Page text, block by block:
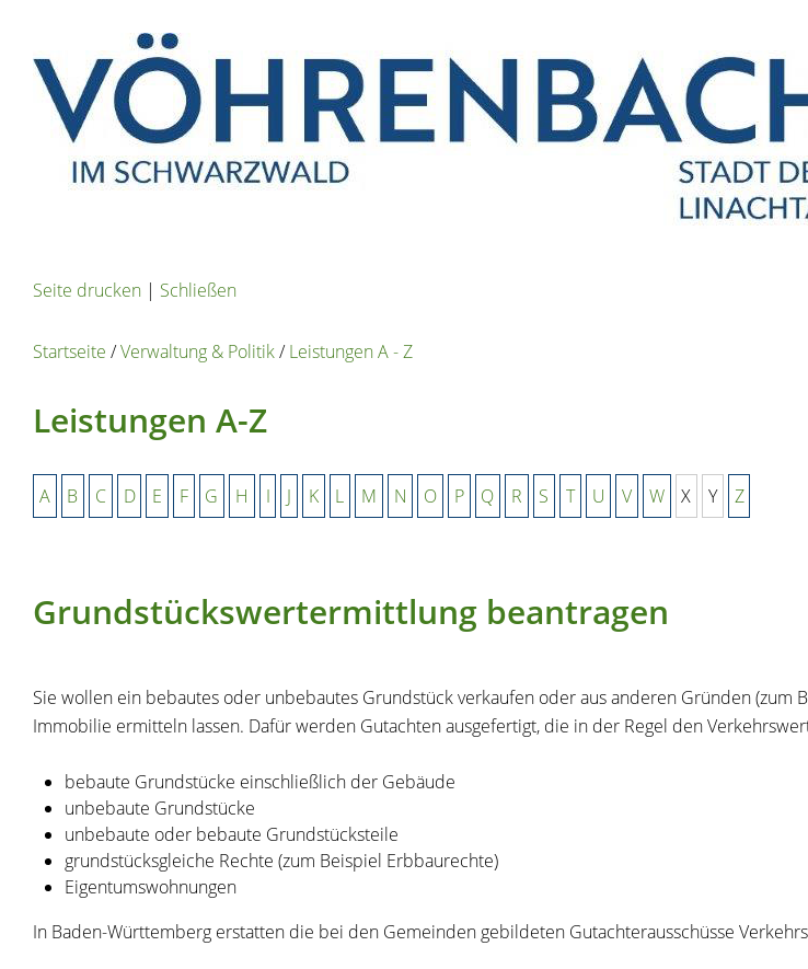
Seite drucken | Schließen
Startseite /Verwaltung & Politik/Leistungen A - Z
Leistungen A-Z
A B C D E F G H I J K L M N O P Q R S T U V W X Y Z
Grundstückswertermittlung beantragen
Sie wollen ein bebautes oder unbebautes Grundstück verkaufen oder aus anderen Gründen(zum
Immobilie ermitteln lassen. Dafür werden Gutachten ausgefertigt, die in der Regel den
bebaute Grundstücke einschließlich der Gebäude
unbebaute Grundstücke
unbebaute oder bebaute Grundstücksteile
grundstücksgleiche Rechte (zum Beispiel Erbbaurechte)
Eigentumswohnungen
In Baden-Württemberg erstatten die bei den Gemeinden gebildeten Gutachterausschüsse